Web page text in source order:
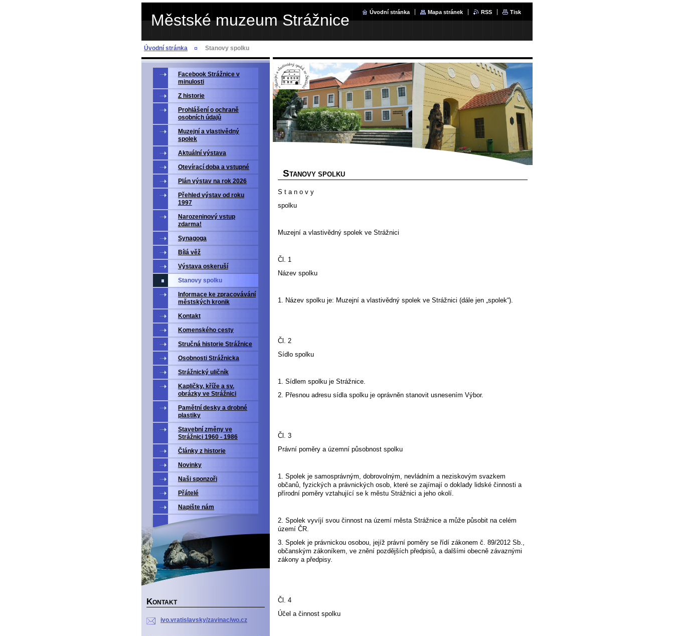
Městské muzeum Strážnice Úvodní stránka Mapa stránek RSS Tisk
Úvodní stránka Stanovy spolku
STANOVY SPOLKU
S t a n o v y
spolku
Muzejní a vlastivědný spolek ve Strážnici
Čl. 1
Název spolku
1. Název spolku je: Muzejní a vlastivědný spolek ve Strážnici (dále jen „spolek“).
Čl. 2
Sídlo spolku
1. Sídlem spolku je Strážnice.
2. Přesnou adresu sídla spolku je oprávněn stanovit usnesením Výbor.
Čl. 3
Právní poměry a územní působnost spolku
1. Spolek je samosprávným, dobrovolným, nevládním a neziskovým svazkem
občanů, fyzických a právnických osob, které se zajímají o doklady lidské činnosti a
přírodní poměry vztahující se k městu Strážnici a jeho okolí.
2. Spolek vyvíjí svou činnost na území města Strážnice a může působit na celém
území ČR.
3. Spolek je právnickou osobou, jejíž právní poměry se řídí zákonem č. 89/2012 Sb.,
občanským zákoníkem, ve znění pozdějších předpisů, a dalšími obecně závaznými
zákony a předpisy.
Čl. 4
Účel a činnost spolku
Facebook Strážnice v
minulosti
Z historie
Prohlášení o ochraně
osobních údajů
Muzejní a vlastivědný
spolek
Aktuální výstava
Otevírací doba a vstupné
Plán výstav na rok 2026
Přehled výstav od roku
1997
Narozeninový vstup
zdarma!
Synagoga
Bílá věž
Výstava oskeruší
Stanovy spolku
Informace ke zpracovávání
městských kronik
Kontakt
Komenského cesty
Stručná historie Strážnice
Osobnosti Strážnicka
Strážnický uličník
Kapličky, kříže a sv.
obrázky ve Strážnici
Pamětní desky a drobné
plastiky
Stavební změny ve
Strážnici 1960 - 1986
Články z historie
Novinky
Naši sponzoři
Přátelé
Napište nám
KONTAKT
ivo.vratislavsky/zavinac/wo.cz